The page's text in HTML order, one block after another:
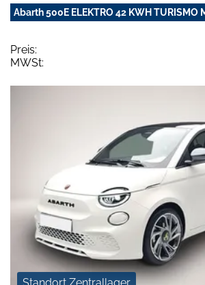
Abarth 500E ELEKTRO 42 KWH TURISMO
Preis:
MWSt:
Standort Zentrallager